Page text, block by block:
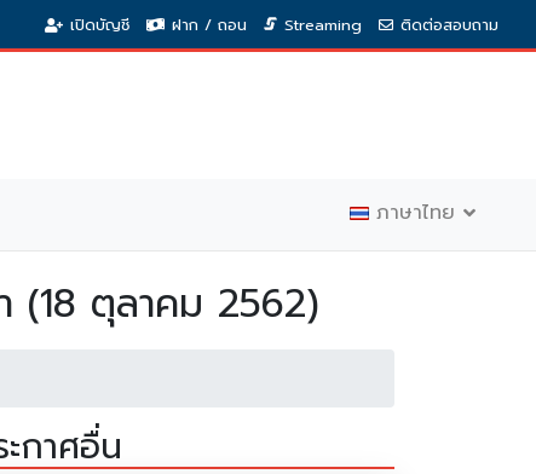
เปิดบัญชี ฝาก / ถอน Streaming ติดต่อสอบถาม
ภาษาไทย
(18 ตุลาคม 2562)
กาศอื่น